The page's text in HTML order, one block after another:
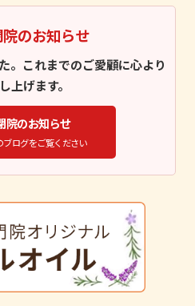
のお知らせ
。これまでのご愛顧に心より
上げます。
院のお知らせ
ブログをご覧ください